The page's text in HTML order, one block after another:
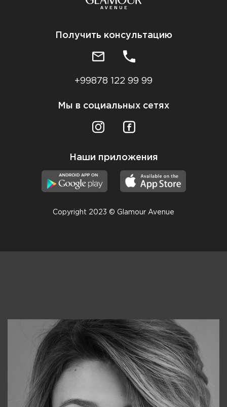
Получить консультацию
+99878 122 99 99
Мы в социальных сетях
Наши приложения
Copyright 2023 © Glamour Avenue